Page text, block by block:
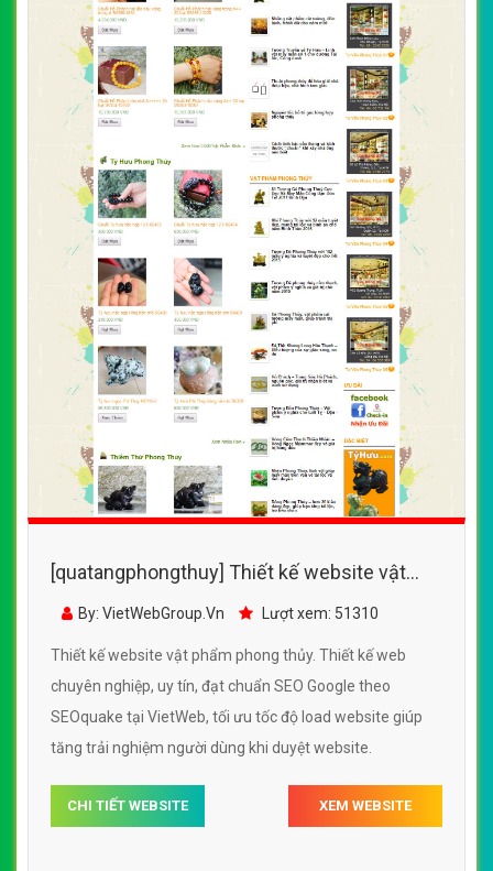
[quatangphongthuy] Thiết kế website vật
phẩm phong thủy đẹp, chuyên nghiệp chuẩn
By: VietWebGroup.Vn Lượt xem: 51310
Thiết kế website vật phẩm phong thủy. Thiết kế web
chuyên nghiệp, uy tín, đạt chuẩn SEO Google theo
SEOquake tại VietWeb, tối ưu tốc độ load website giúp
tăng trải nghiệm người dùng khi duyệt website.
CHI TIẾT WEBSITE XEM WEBSITE